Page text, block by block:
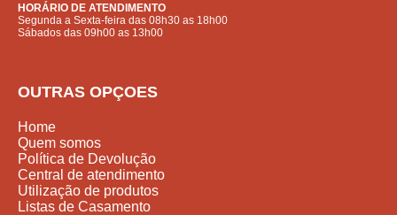
HORÁRIO DE ATENDIMENTO
Segunda a Sexta-feira das 08h30 as 18h00
Sábados das 09h00 as 13h00
OUTRAS OPÇOES
Home
Quem somos
Política de Devolução
Central de atendimento
Utilização de produtos
Listas de Casamento